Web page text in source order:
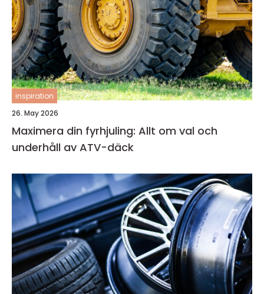
inspiration
26. May 2026
Maximera din fyrhjuling: Allt om val och
underhåll av ATV-däck